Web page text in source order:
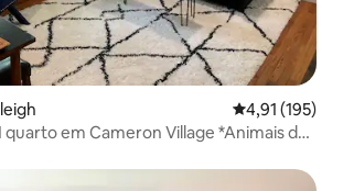
4,91 de uma
4,91 (195)
quarto em Cameron Village *Animais de